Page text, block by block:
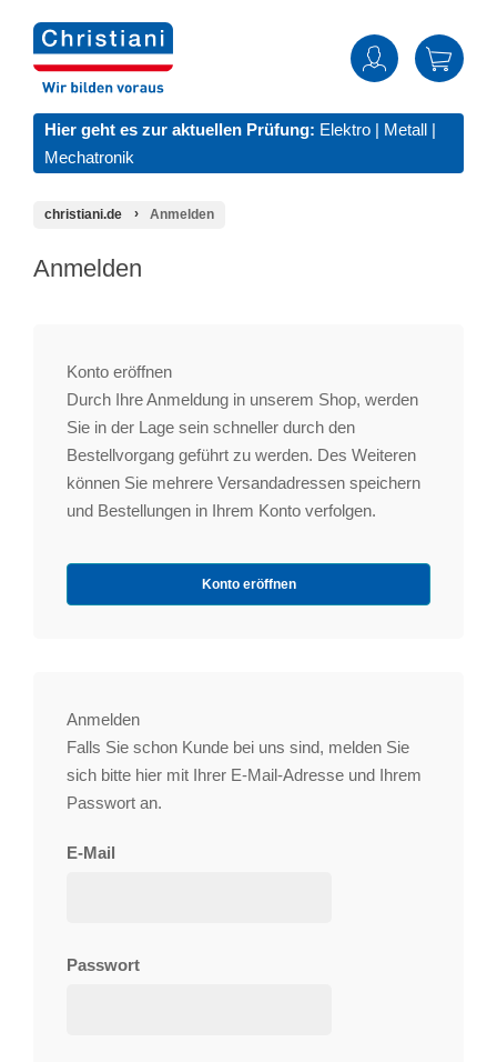
Hier geht es zur aktuellen Prüfung: Elektro | Metall |
Mechatronik
christiani.de Anmelden
Anmelden
Konto eröffnen
Durch Ihre Anmeldung in unserem Shop, werden
Sie in der Lage sein schneller durch den
Bestellvorgang geführt zu werden. Des Weiteren
können Sie mehrere Versandadressen speichern
und Bestellungen in Ihrem Konto verfolgen.
Konto eröffnen
Anmelden
Falls Sie schon Kunde bei uns sind, melden Sie
sich bitte hier mit Ihrer E-Mail-Adresse und Ihrem
Passwort an.
E-Mail
Passwort